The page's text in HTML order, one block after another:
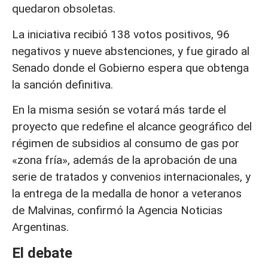
quedaron obsoletas.
La iniciativa recibió 138 votos positivos, 96
negativos y nueve abstenciones, y fue girado al
Senado donde el Gobierno espera que obtenga
la sanción definitiva.
En la misma sesión se votará más tarde el
proyecto que redefine el alcance geográfico del
régimen de subsidios al consumo de gas por
«zona fría», además de la aprobación de una
serie de tratados y convenios internacionales, y
la entrega de la medalla de honor a veteranos
de Malvinas, confirmó la Agencia Noticias
Argentinas.
El debate